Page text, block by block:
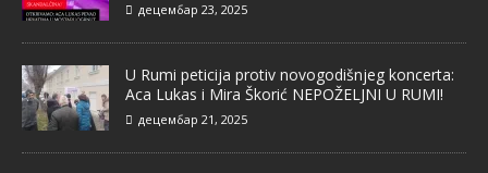
децембар 23, 2025
U Rumi peticija protiv novogodišnjeg koncerta:
Aca Lukas i Mira Škorić NEPOŽELJNI U RUMI!
децембар 21, 2025